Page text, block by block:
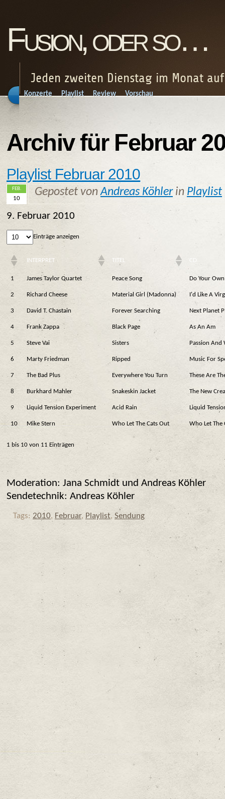
Fusion, oder so…
Jeden zweiten Dienstag im Monat auf
Konzerte Playlist Review Vorschau
Archiv für Februar
Playlist Februar 2010
FEB.
10
Gepostet vonAndreas Köhlerin Playlist
9. Februar 2010
Einträge anzeigen
INTERPRET TITEL
1 James Taylor Quartet Peace Song Do Your
2 Richard Cheese Material Girl (Madonna) I'd Like A
3 David T. Chastain Forever Searching Next Planet
4 Frank Zappa Black Page As An Am
5 Steve Vai Sisters Passion And
6 Marty Friedman Ripped Music For
7 The Bad Plus Everywhere You Turn These Are
8 Burkhard Mahler Snakeskin Jacket The New
9 Liquid Tension Experiment Acid Rain Liquid
10 Mike Stern Who Let The Cats Out Who Let The
1 bis 10 von 11 Einträgen
Moderation: Jana Schmidt und Andreas Köhler
Sendetechnik: Andreas Köhler
Tags: 2010, Februar, Playlist, Sendung